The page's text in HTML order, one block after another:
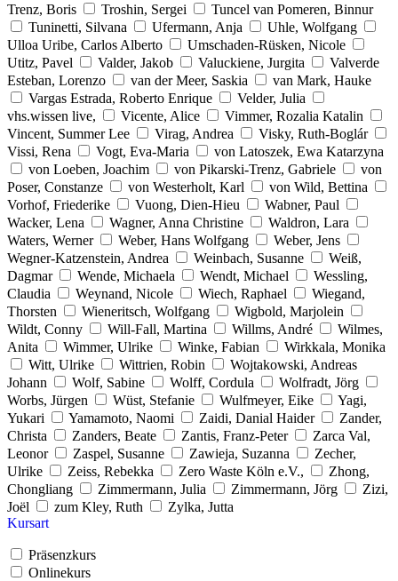
Trenz, Boris
Troshin, Sergei
Tuncel van Pomeren, Binnur
Tuninetti, Silvana
Ufermann, Anja
Uhle, Wolfgang
Ulloa Uribe, Carlos Alberto
Umschaden-Rüsken, Nicole
Utitz, Pavel
Valder, Jakob Valuckiene, Jurgita
Valverde
Esteban, Lorenzo
van der Meer, Saskia
van Mark, Hauke
Vargas Estrada, Roberto Enrique
Velder, Julia
vhs.wissen live,
Vicente, Alice
Vimmer, Rozalia Katalin
Vincent, Summer Lee
Virag, Andrea
Visky, Ruth-Boglár
Vissi, Rena
Vogt, Eva-Maria
von Latoszek, Ewa Katarzyna
von Loeben, Joachim
von Pikarski-Trenz, Gabriele
von
Poser, Constanze
von Westerholt, Karl
von Wild, Bettina
Vorhof, Friederike
Vuong, Dien-Hieu
Wabner, Paul
Wacker, Lena
Wagner, Anna Christine
Waldron, Lara
Waters, Werner
Weber, Hans Wolfgang
Weber, Jens
Wegner-Katzenstein, Andrea
Weinbach, Susanne
Weiß,
Dagmar
Wende, Michaela Wendt, Michael
Wessling,
Claudia
Weynand, Nicole Wiech, Raphael
Wiegand,
Thorsten
Wieneritsch, Wolfgang
Wigbold, Marjolein
Wildt, Conny
Will-Fall, Martina Willms, André
Wilmes,
Anita
Wimmer, Ulrike Winke, Fabian
Wirkkala, Monika
Witt, Ulrike
Wittrien, Robin
Wojtakowski, Andreas
Johann
Wolf, Sabine Wolff, Cordula
Wolfradt, Jörg
Worbs, Jürgen
Wüst, Stefanie Wulfmeyer, Eike
Yagi,
Yukari
Yamamoto, Naomi Zaidi, Danial Haider
Zander,
Christa
Zanders, Beate Zantis, Franz-Peter
Zarca Val,
Leonor
Zaspel, Susanne Zawieja, Suzanna
Zecher,
Ulrike
Zeiss, Rebekka Zero Waste Köln e.V.,
Zhong,
Chongliang
Zimmermann, Julia Zimmermann, Jörg
Zizi,
Joël
zum Kley, Ruth
Zylka, Jutta
Kursart
Präsenzkurs
Onlinekurs